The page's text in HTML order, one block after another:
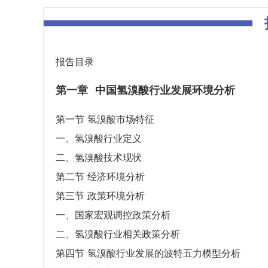
报告目录
第一章 中国氢溴酸行业发展环境分析
第一节 氢溴酸市场特征
一、氢溴酸行业定义
二、氢溴酸技术现状
第二节 经济环境分析
第三节 政策环境分析
一、国家宏观调控政策分析
二、氢溴酸行业相关政策分析
第四节 氢溴酸行业发展的波特五力模型分析